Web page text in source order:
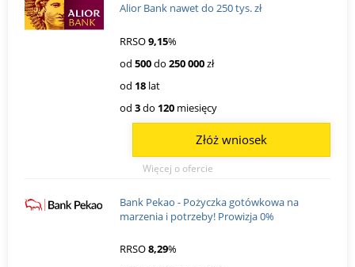
Alior Bank nawet do 250 tys. zł
RRSO9,15%
od 500do 250 000zł
od 18 lat
od 3do 120 miesięcy
Więcej o ofercie
Złóż wniosek
Bank Pekao - Pożyczka gotówkowa na
marzenia i potrzeby! Prowizja 0%
RRSO8,29%